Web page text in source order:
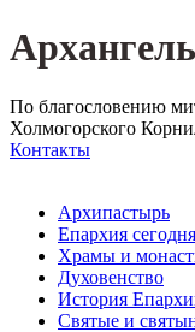
По благословению
Холмогорского
Контакты
Архипастырь
Епархия сегодня
Храмы и
Духовенство
История
Святые и